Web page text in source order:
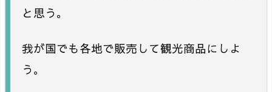
と思う。
我が国でも各地で販売して観光商品にしよ
う。